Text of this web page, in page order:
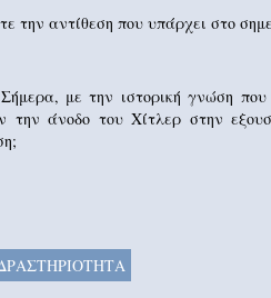
την αντίθεση που υπάρχει στο
με την ιστορική γνώση που
την άνοδο του Χίτλερ στην